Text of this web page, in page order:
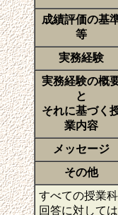
成績評価の基
等
実務経験
実務経験の概
と
それに基づく
業内容
メッセージ
その他
すべての授業
回答に対して